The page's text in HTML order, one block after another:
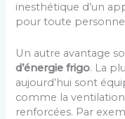
inesthétique d’un
pour toute personne
Un autre avantage
d’énergie frigo. La
aujourd’hui sont
comme la
renforcées. Par